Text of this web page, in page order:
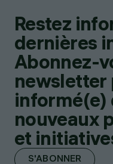
Restez
dernières
Abonnez-
newsletter
informé(e)
nouveaux
et
S'ABONNER